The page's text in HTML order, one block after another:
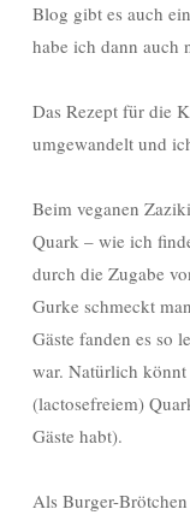
Blog gibt es auch
habe ich dann auch
Das Rezept für die
umgewandelt und
Beim veganen
Quark – wie ich
durch die Zugabe
Gurke schmeckt
Gäste fanden es so
war. Natürlich
(lactosefreiem)
Gäste habt).
Als Burger-